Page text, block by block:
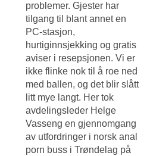
problemer. Gjester har
tilgang til blant annet en
PC-stasjon,
hurtiginnsjekking og gratis
aviser i resepsjonen. Vi er
ikke flinke nok til å roe ned
med ballen, og det blir slått
litt mye langt. Her tok
avdelingsleder Helge
Vasseng en gjennomgang
av utfordringer i norsk anal
porn buss i Trøndelag på